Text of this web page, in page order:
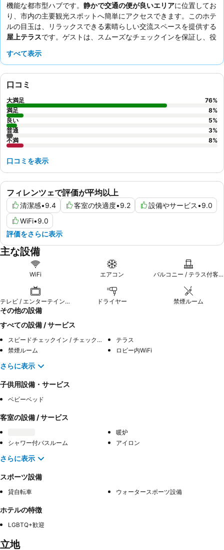
機能な都市型ハブです。 静かで交通の便が良いエリアに位置してお
り、市内の主要観光スポットへ簡単にアクセスできます。このホテ
ルの目玉は、リラックスできる素晴らしい交流スペースを提供する
屋上テラスです。ゲストは、スムーズなチェックインを保証し、役
ビスを一貫して高く評価しています。より静かな滞在を希望する場
すべて表示
フィレンツェで評価が平均以上
清潔感•9.4 客室の快適度•9.2 設備やサービス•9.0
WiFi•9.0
評価をさらに表示
口コミ
大満足 76%
満足
8%
良い
5%
普通
3%
不満
8%
口コミを表示
主な設備
WiFi エアコン バルコニー / テラス付客室
テレビ / エンターテインメント ドライヤー 禁煙ルーム
その他の設備
すべての設備 / サービス
スピードチェックイン / チェックアウト
テラス
禁煙ルーム
ロビー内WiFi
さらに表示
子供用設備・サービス
ベビーベッド
客室の設備 / サービス
暖炉
シャワー付バスルーム
アイロン
さらに表示
スポーツ設備
貸自転車 ウォータースポーツ設備
ホテルの特徴
LGBTQ+歓迎
立地